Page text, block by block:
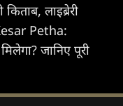
लाइब्रेरी
Petha:
जानिए पूरी